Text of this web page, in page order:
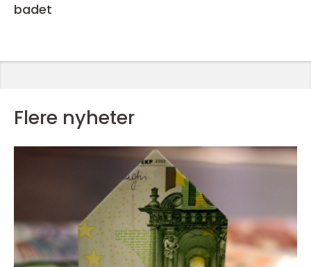
badet
Flere nyheter